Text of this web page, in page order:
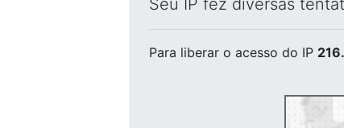
Seu IP fez diversas
Para liberar o acesso do IP